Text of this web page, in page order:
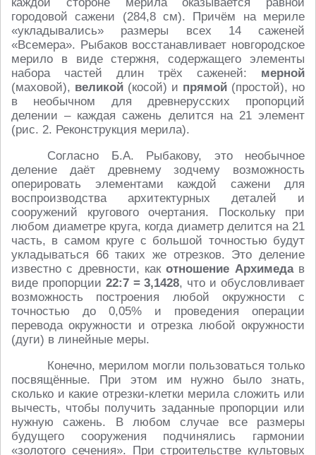
городовой сажени (284,8 см). Причём на мериле
«укладывались» размеры всех 14 саженей
«Всемера». Рыбаков восстанавливает новгородское
мерило в виде стержня, содержащего элементы
набора частей длин трёх саженей: мерной
(маховой), великой (косой) и прямой (простой), но
в необычном для древнерусских пропорций
делении – каждая сажень делится на 21 элемент
(рис. 2. Реконструкция мерила).
Согласно Б.А. Рыбакову, это необычное
деление даёт древнему зодчему возможность
оперировать элементами каждой сажени для
воспроизводства архитектурных деталей и
сооружений кругового очертания. Поскольку при
любом диаметре круга, когда диаметр делится на 21
часть, в самом круге с большой точностью будут
укладываться 66 таких же отрезков. Это деление
известно с древности, какотношение Архимедав
виде пропорции 22:7 = 3,1428, что и обусловливает
возможность построения любой окружности с
точностью до 0,05% и проведения операции
перевода окружности и отрезка любой окружности
(дуги) в линейные меры.
Конечно, мерилом могли пользоваться только
посвящённые. При этом им нужно было знать,
сколько и какие отрезки-клетки мерила сложить или
вычесть, чтобы получить заданные пропорции или
нужную сажень. В любом случае все размеры
будущего сооружения подчинялись гармонии
«золотого сечения». При строительстве культовых